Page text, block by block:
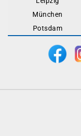
München
Potsdam